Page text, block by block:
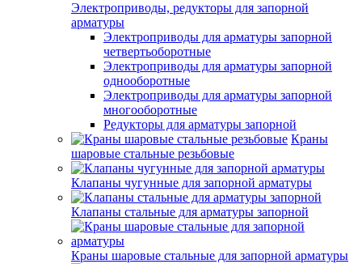
Электроприводы, редукторы для запорной
арматуры
Электроприводы для арматуры запорной
четвертьоборотные
Электроприводы для арматуры запорной
однооборотные
Электроприводы для арматуры запорной
многооборотные
Редукторы для арматуры запорной
Краны
шаровые стальные резьбовые
Клапаны чугунные для запорной арматуры
Клапаны стальные для арматуры запорной
Краны шаровые стальные для запорной арматуры